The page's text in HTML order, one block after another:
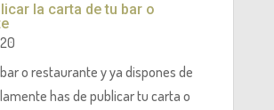
la carta de tu bar o
o restaurante y ya dispones de
has de publicar tu carta o